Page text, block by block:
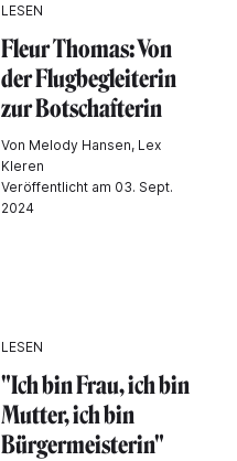
LESEN
Fleur Thomas: Von
der Flugbegleiterin
zur Botschafterin
Von Melody Hansen, Lex
Kleren
Veröffentlicht am 03. Sept.
2024
LESEN
"Ich bin Frau, ich bin
Mutter, ich bin
Bürgermeisterin"